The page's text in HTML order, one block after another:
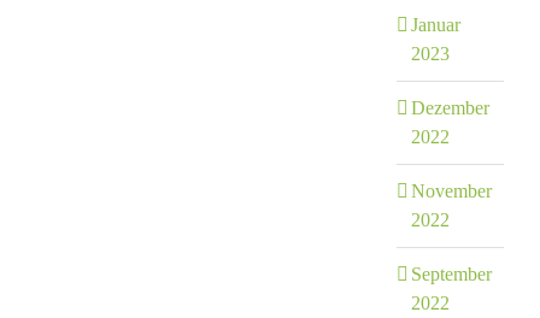
Januar
2023
Dezember
2022
November
2022
September
2022